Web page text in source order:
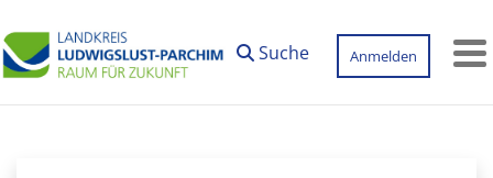
Suche
Anmelden